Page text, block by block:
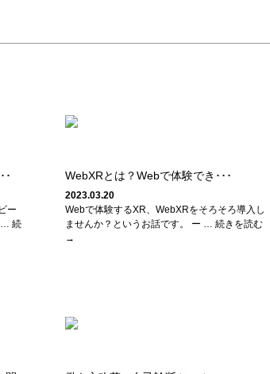
･
ー
… 続
WebXRとは？Webで体験でき･･･
2023.03.20
Webで体験するXR、WebXRをそろそろ導入し
ませんか？というお話です。 ー … 続きを読む
→